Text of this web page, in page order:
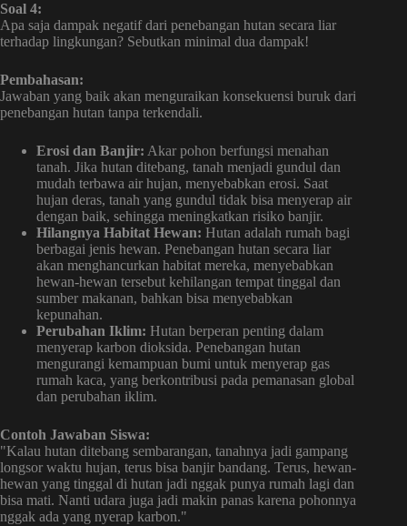
Soal 4:
Apa saja dampak negatif dari penebangan hutan secara liar
terhadap lingkungan? Sebutkan minimal dua dampak!
Pembahasan:
Jawaban yang baik akan menguraikan konsekuensi buruk dari
penebangan hutan tanpa terkendali.
Erosi dan Banjir: Akar pohon berfungsi menahan
tanah. Jika hutan ditebang, tanah menjadi gundul dan
mudah terbawa air hujan, menyebabkan erosi. Saat
hujan deras, tanah yang gundul tidak bisa menyerap air
dengan baik, sehingga meningkatkan risiko banjir.
Hilangnya Habitat Hewan: Hutan adalah rumah bagi
berbagai jenis hewan. Penebangan hutan secara liar
akan menghancurkan habitat mereka, menyebabkan
hewan-hewan tersebut kehilangan tempat tinggal dan
sumber makanan, bahkan bisa menyebabkan
kepunahan.
Perubahan Iklim: Hutan berperan penting dalam
menyerap karbon dioksida. Penebangan hutan
mengurangi kemampuan bumi untuk menyerap gas
rumah kaca, yang berkontribusi pada pemanasan global
dan perubahan iklim.
Contoh Jawaban Siswa:
"Kalau hutan ditebang sembarangan, tanahnya jadi gampang
longsor waktu hujan, terus bisa banjir bandang. Terus, hewan-
hewan yang tinggal di hutan jadi nggak punya rumah lagi dan
bisa mati. Nanti udara juga jadi makin panas karena pohonnya
nggak ada yang nyerap karbon."